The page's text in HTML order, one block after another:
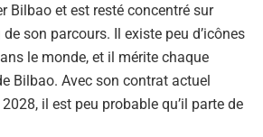
Bilbao et est resté concentré sur
son parcours. Il existe peu d’icônes
le monde, et il mérite chaque
Bilbao. Avec son contrat actuel
2028, il est peu probable qu’il parte de